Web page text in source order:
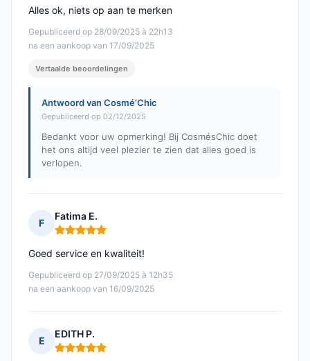
Gepubliceerd op 28/09/2025 à 22h13
na een aankoop van 17/09/2025
Alles ok, niets op aan te merken
Vertaalde beoordelingen
Antwoord van Cosmé’Chic
Gepubliceerd op 02/12/2025
Bedankt voor uw opmerking! Bij CosmésChic doet
het ons altijd veel plezier te zien dat alles goed is
verlopen.
F
Fatima E.
Opmerking: 5 van 5
Gepubliceerd op 27/09/2025 à 12h35
na een aankoop van 16/09/2025
Goed service en kwaliteit!
E
EDITH P.
Opmerking: 5 van 5